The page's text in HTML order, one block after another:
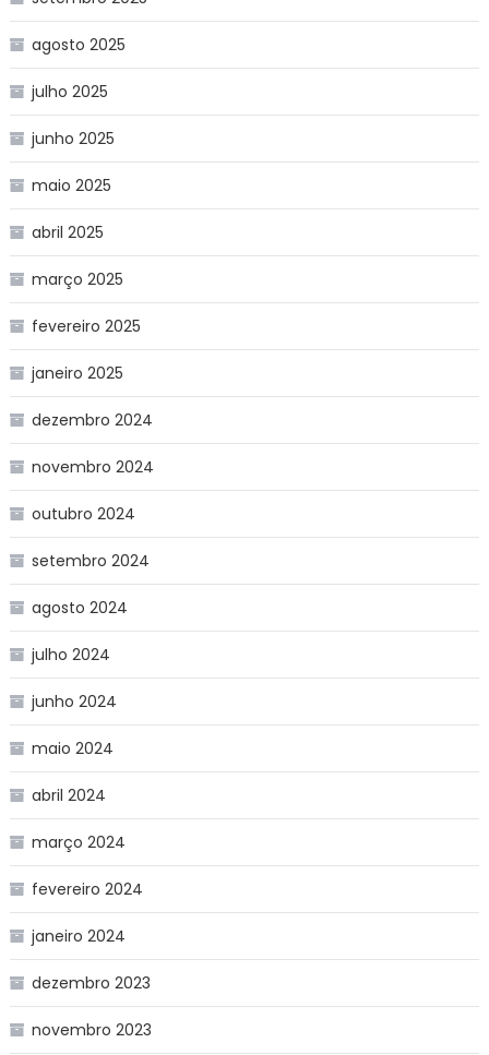
agosto 2025
julho 2025
junho 2025
maio 2025
abril 2025
março 2025
fevereiro 2025
janeiro 2025
dezembro 2024
novembro 2024
outubro 2024
setembro 2024
agosto 2024
julho 2024
junho 2024
maio 2024
abril 2024
março 2024
fevereiro 2024
janeiro 2024
dezembro 2023
novembro 2023